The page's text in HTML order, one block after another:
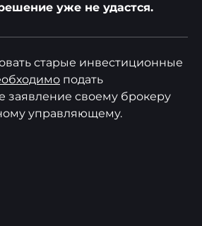
уже не удастся.
старые инвестиционные
подать
заявление своему брокеру
управляющему.